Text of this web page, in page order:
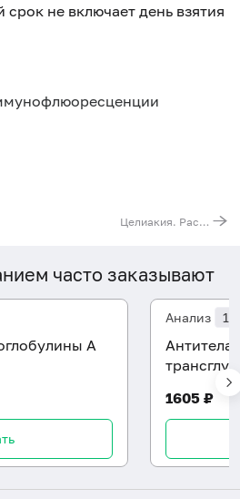
не включает день взятия
Целиакия. Расширенное серологическое обследование
часто заказывают
A
Анализ
Антитела
1605 ₽